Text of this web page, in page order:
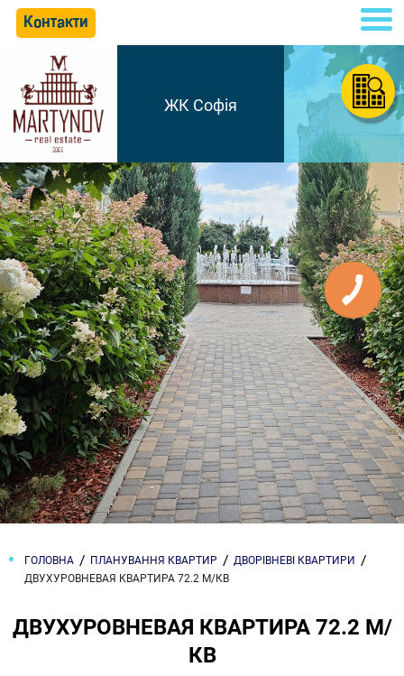
Контакти
ЖК Софія
ГОЛОВНА ПЛАНУВАННЯ КВАРТИР
ДВОРІВНЕВІ КВАРТИРИ
ДВУХУРОВНЕВАЯ КВАРТИРА 72.2 М/КВ
ДВУХУРОВНЕВАЯ КВАРТИРА 72.2 М/
КВ